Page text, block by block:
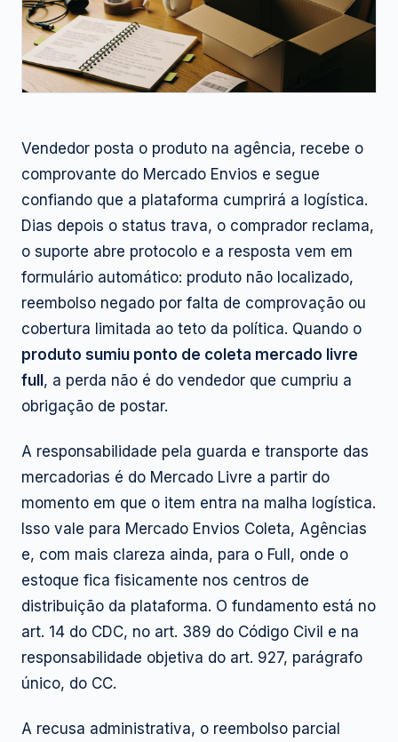
Vendedor posta o produto na agência, recebe o
comprovante do Mercado Envios e segue
confiando que a plataforma cumprirá a logística.
Dias depois o status trava, o comprador reclama,
o suporte abre protocolo e a resposta vem em
formulário automático: produto não localizado,
reembolso negado por falta de comprovação ou
cobertura limitada ao teto da política. Quando o
produto sumiu ponto de coleta mercado livre
full, a perda não é do vendedor que cumpriu a
obrigação de postar.
A responsabilidade pela guarda e transporte das
mercadorias é do Mercado Livre a partir do
momento em que o item entra na malha logística.
Isso vale para Mercado Envios Coleta, Agências
e, com mais clareza ainda, para o Full, onde o
estoque fica fisicamente nos centros de
distribuição da plataforma. O fundamento está no
art. 14 do CDC, no art. 389 do Código Civil e na
responsabilidade objetiva do art. 927, parágrafo
único, do CC.
A recusa administrativa, o reembolso parcial